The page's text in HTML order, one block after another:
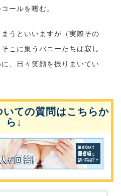
ールを嗜む。
うといいますが（実際その
こに集うバニーたちは寂し
、日々笑顔を振りまいてい
ての質問はこちらか
ら↓